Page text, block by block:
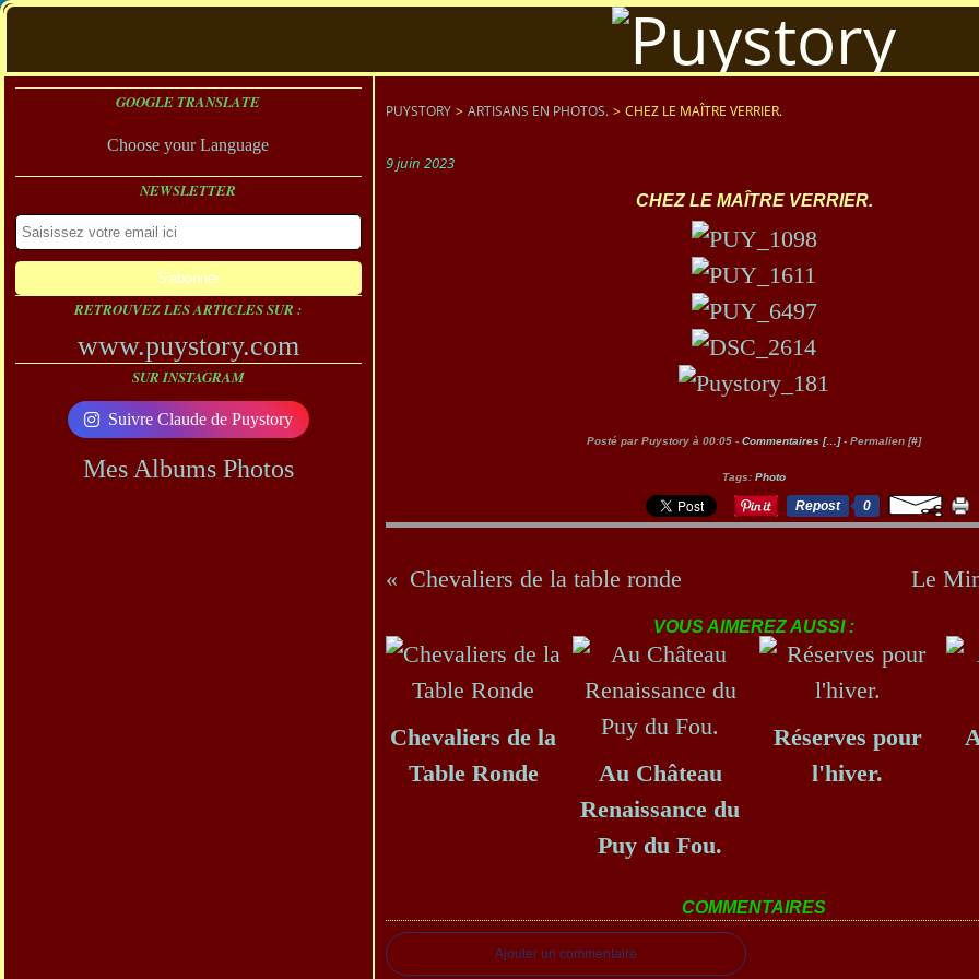
GOOGLE TRANSLATE
Choose your Language
NEWSLETTER
RETROUVEZ LES ARTICLES SUR :
www.puystory.com
SUR INSTAGRAM
Suivre Claude de Puystory
Mes Albums Photos
PUYSTORY > ARTISANS EN PHOTOS. > CHEZ LE MAÎTRE VERRIER.
9 juin 2023
CHEZ LE MAÎTRE VERRIER.
Posté par Puystory à 00:05 - Commentaires [… ]- Permalien [#]
Tags: Photo
Repost 0
Chevaliers de la table ronde Le
VOUS AIMEREZ AUSSI :
Chevaliers de la
Table Ronde
Au Château
Renaissance du
Puy du Fou.
Réserves pour
l'hiver.
COMMENTAIRES
Ajouter un commentaire